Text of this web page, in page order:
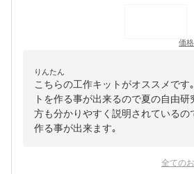
価
りんたん
こちらの工作キットがオススメです
トを作る事が出来るので夏の自由研
方も分かりやすく説明されているの
作る事が出来ます｡
全ての